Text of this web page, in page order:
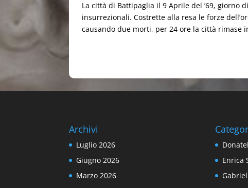
La città di Battipaglia il 9 Aprile del ’69, giorno
insurrezionali. Costrette alla resa le forze
causando due morti, per 24 ore la città rimase
Archivi
Luglio 2026
Giugno 2026
Marzo 2026
Enrica